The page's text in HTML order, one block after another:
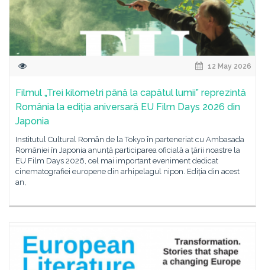
12 May 2026
Filmul „Trei kilometri până la capătul lumii” reprezintă
România la ediția aniversară EU Film Days 2026 din
Japonia
Institutul Cultural Român de la Tokyo în parteneriat cu Ambasada
României în Japonia anunță participarea oficială a țării noastre la
EU Film Days 2026, cel mai important eveniment dedicat
cinematografiei europene din arhipelagul nipon. Ediția din acest
an,